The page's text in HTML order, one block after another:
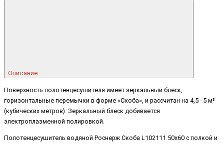
Описание
Поверхность полотенцесушителя имеет зеркальный блеск,
горизонтальные перемычки в форме «Скоба», и рассчитан на 4,5 - 5 м³
(кубических метров). Зеркальный блеск добивается
электроплазменной полировкой.
Полотенцесушитель водяной Роснерж Скоба L102111 50x60 с полкой и